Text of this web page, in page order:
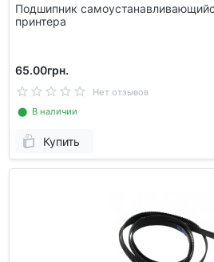
Подшипник
принтера
65.00грн.
Нет отзывов
⬤ В наличии
Купить